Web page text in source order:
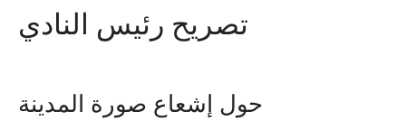
تصريح رئيس النادي
حول إشعاع صورة المدينة